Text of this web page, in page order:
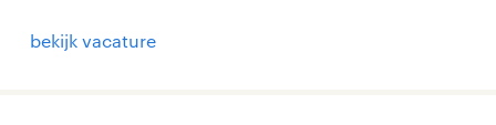
bekijk vacature